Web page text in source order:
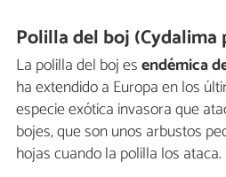
Polilla del boj (Cydalima
La polilla del boj esendémica
ha extendido a Europa en los
especie exótica invasora que
bojes, que son unos arbustos
hojas cuando la polilla los ataca.